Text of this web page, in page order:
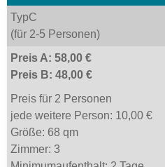
TypC
(für 2-5 Personen)
Preis A: 58,00 €
Preis B: 48,00 €
Preis für 2 Personen
jede weitere Person: 10,00 €
Größe: 68 qm
Zimmer: 3